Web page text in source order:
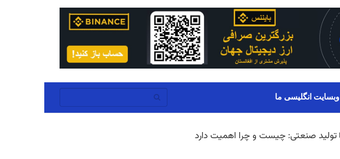
وبسایت انگلیسی ما
تولید صنعتی: چیست و چرا اهمیت دارد